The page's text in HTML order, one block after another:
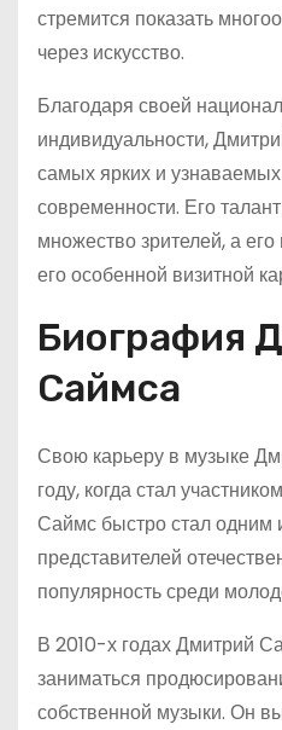
стремится показать
через искусство.
Благодаря своей
индивидуальности,
самых ярких и
современности. Его
множество зрителей, а
его особенной визитной
Биография
Саймса
Свою карьеру в музыке
году, когда стал
Саймс быстро стал одним
представителей
популярность среди
В 2010-х годах Дмитрий
заниматься
собственной музыки. Он